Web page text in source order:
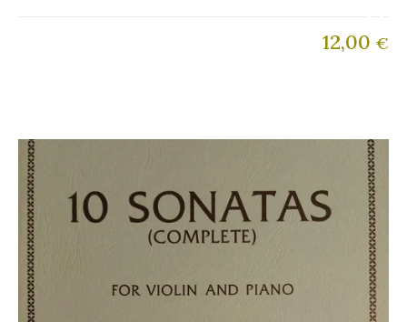
12,00 €